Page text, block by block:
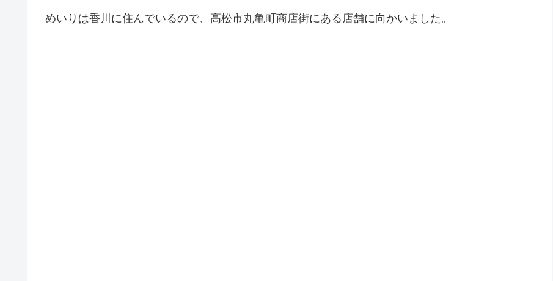
めいりは香川に住んでいるので、高松市丸亀町商店街にある店舗に向かいました。